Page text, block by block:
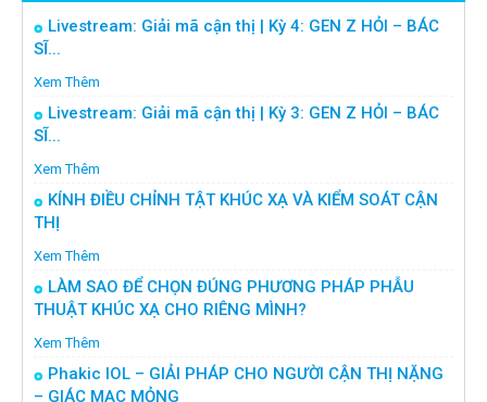
Livestream: Giải mã cận thị | Kỳ 4: GEN Z HỎI – BÁC
SĨ...
Xem Thêm
Livestream: Giải mã cận thị | Kỳ 3: GEN Z HỎI – BÁC
SĨ...
Xem Thêm
KÍNH ĐIỀU CHỈNH TẬT KHÚC XẠ VÀ KIỂM SOÁT CẬN
THỊ
Xem Thêm
LÀM SAO ĐỂ CHỌN ĐÚNG PHƯƠNG PHÁP PHẪU
THUẬT KHÚC XẠ CHO RIÊNG MÌNH?
Xem Thêm
Phakic IOL – GIẢI PHÁP CHO NGƯỜI CẬN THỊ NẶNG
– GIÁC MẠC MỎNG